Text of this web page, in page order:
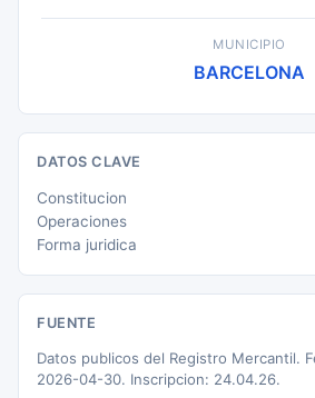
MUNICIPIO
BARCELONA
DATOS CLAVE
Constitucion
Operaciones
Forma juridica
FUENTE
Datos publicos del Registro Mercantil.
2026-04-30. Inscripcion: 24.04.26.